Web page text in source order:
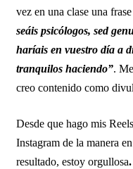
vez en una clase una
seáis psicólogos, sed
haríais en vuestro día a
tranquilos haciendo”.
creo contenido como
Desde que hago mis
Instagram de la manera
resultado, estoy orgullosa.